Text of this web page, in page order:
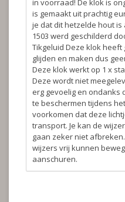
in voorraad! De klok is
is gemaakt uit prachtig
je dat dit hetzelde hout is
1503 werd geschilderd
Tikgeluid Deze klok heeft
glijden en maken dus
Deze klok werkt op 1 x
Deze wordt niet
erg gevoelig en ondanks
te beschermen tijdens
voorkomen dat deze
transport. Je kan de
gaan zeker niet
wijzers vrij kunnen
aanschuren.